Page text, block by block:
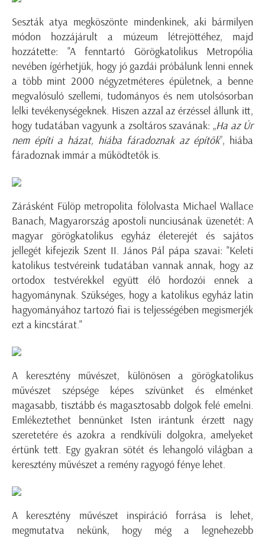
Seszták atya megköszönte mindenkinek, aki bármilyen
módon hozzájárult a múzeum létrejöttéhez, majd
hozzátette: "A fenntartó Görögkatolikus Metropólia
nevében ígérhetjük, hogy jó gazdái próbálunk lenni ennek
a több mint 2000 négyzetméteres épületnek, a benne
megvalósuló szellemi, tudományos és nem utolsósorban
lelki tevékenységeknek. Hiszen azzal az érzéssel állunk itt,
hogy tudatában vagyunk a zsoltáros szavának: „Ha az Úr
nem építi a házat, hiába fáradoznak az építők”, hiába
fáradoznak immár a működtetők is.
Zárásként Fülöp metropolita fölolvasta Michael Wallace
Banach, Magyarország apostoli nunciusának üzenetét: A
magyar görögkatolikus egyház életerejét és sajátos
jellegét kifejezik Szent II. János Pál pápa szavai: "Keleti
katolikus testvéreink tudatában vannak annak, hogy az
ortodox testvérekkel együtt élő hordozói ennek a
hagyománynak. Szükséges, hogy a katolikus egyház latin
hagyományához tartozó fiai is teljességében megismerjék
ezt a kincstárat."
A keresztény művészet, különösen a görögkatolikus
művészet szépsége képes szívünket és elménket
magasabb, tisztább és magasztosabb dolgok felé emelni.
Emlékeztethet bennünket Isten irántunk érzett nagy
szeretetére és azokra a rendkívüli dolgokra, amelyeket
értünk tett. Egy gyakran sötét és lehangoló világban a
keresztény művészet a remény ragyogó fénye lehet.
A keresztény művészet inspiráció forrása is lehet,
megmutatva nekünk, hogy még a legnehezebb